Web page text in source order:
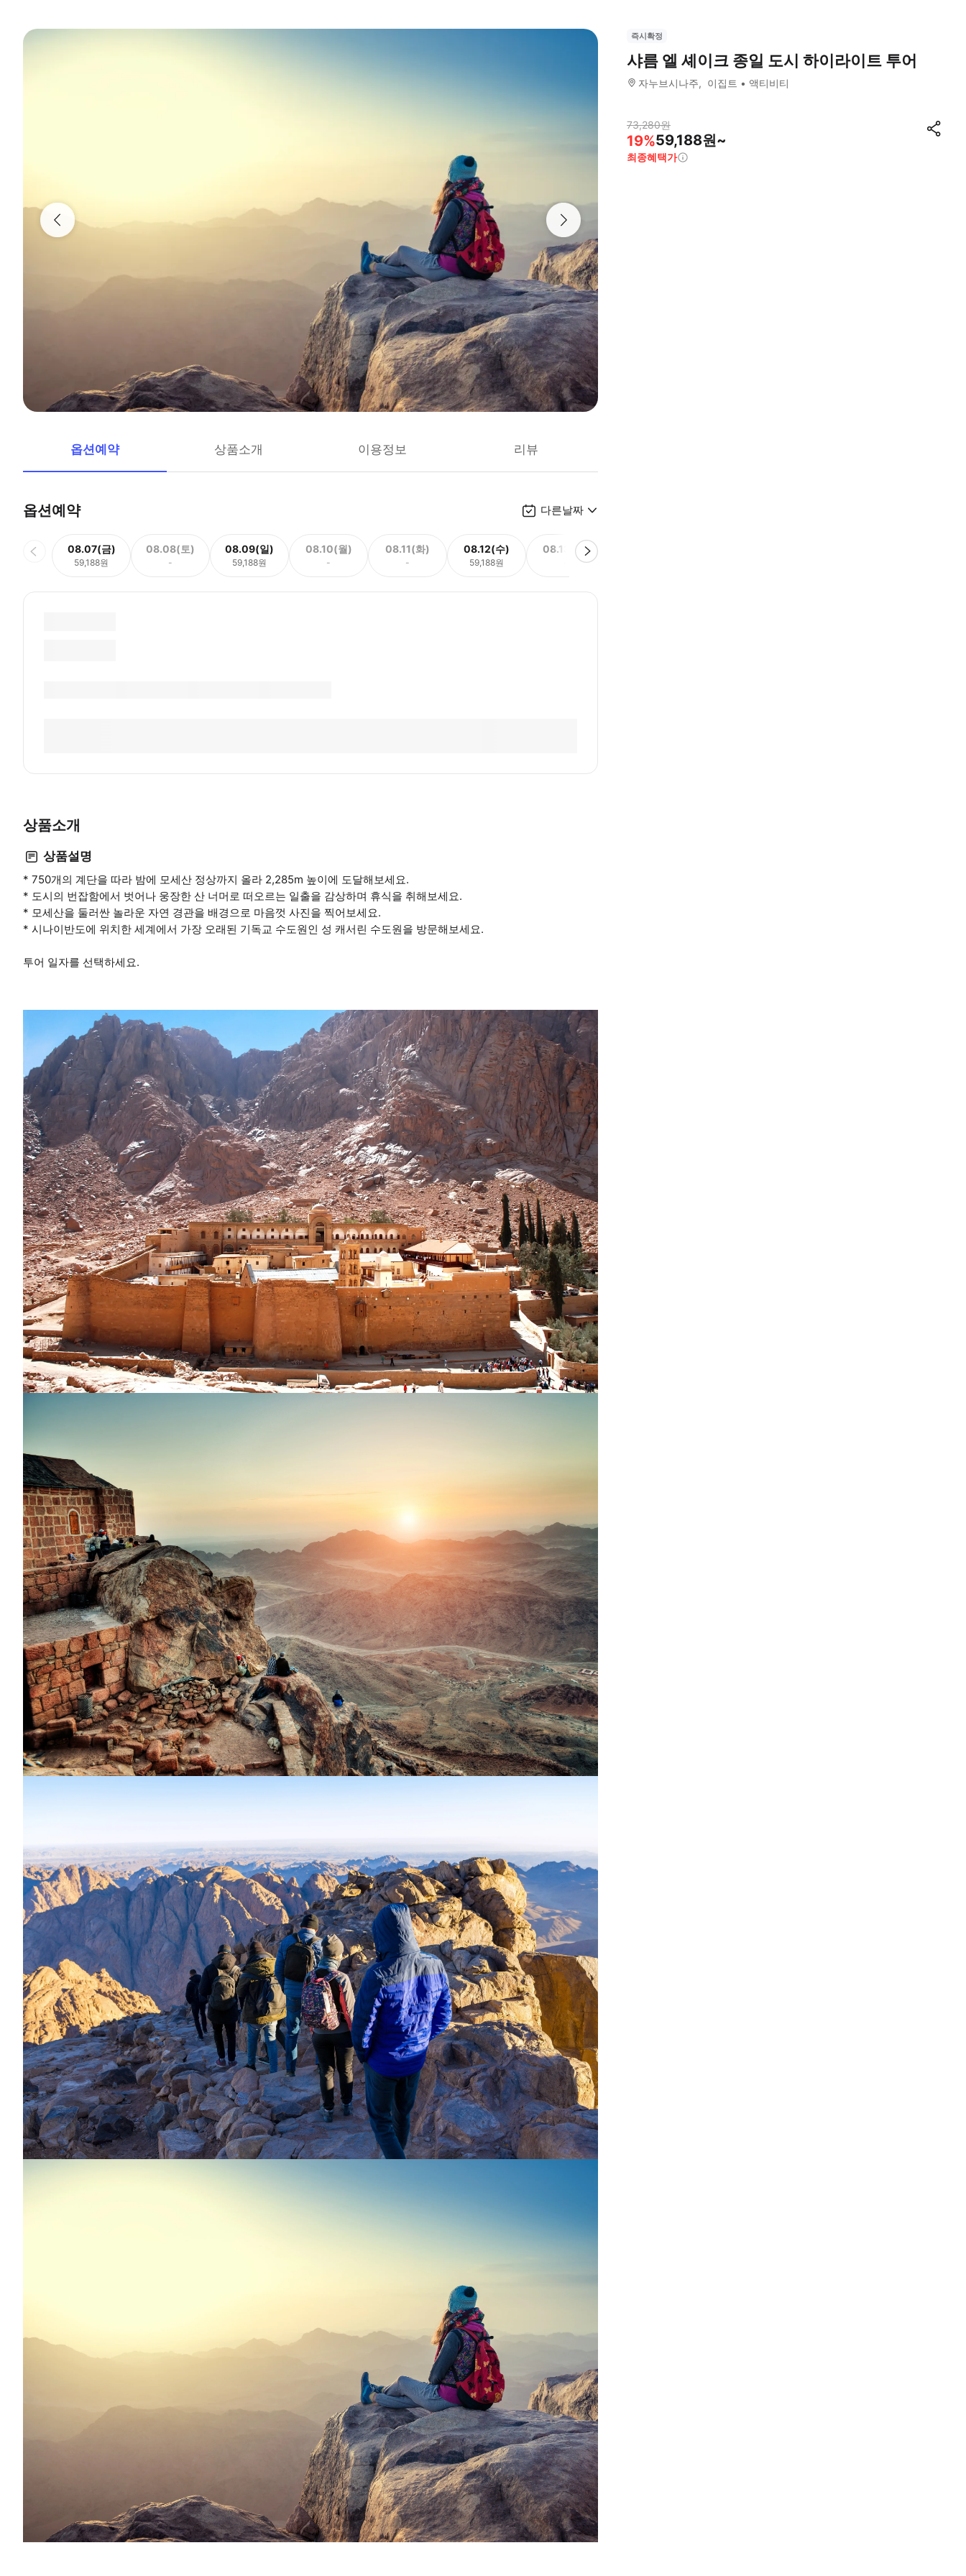
옵션예약 상품소개 이용정보 리뷰
옵션예약 다른날짜
08.07(금)
59,188원
08.08(토)
-
08.09(일)
59,188원
08.10(월)
-
08.11(화)
-
08.12(수)
59,188원
08.13(목)
상품소개
상품설명
* 750개의 계단을 따라 밤에 모세산 정상까지 올라 2,285m 높이에 도달해보세요.
* 도시의 번잡함에서 벗어나 웅장한 산 너머로 떠오르는 일출을 감상하며 휴식을 취해보세요.
* 모세산을 둘러싼 놀라운 자연 경관을 배경으로 마음껏 사진을 찍어보세요.
* 시나이반도에 위치한 세계에서 가장 오래된 기독교 수도원인 성 캐서린 수도원을 방문해보세요.
투어 일자를 선택하세요.
즉시확정
샤름 엘 셰이크 종일 도시 하이라이트 투어
자누브시나주 이집트 액티비티
73,280원
19%59,188원~
최종혜택가